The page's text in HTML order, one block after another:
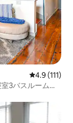
レビュー111
4.9 (111)
3バスルーム、